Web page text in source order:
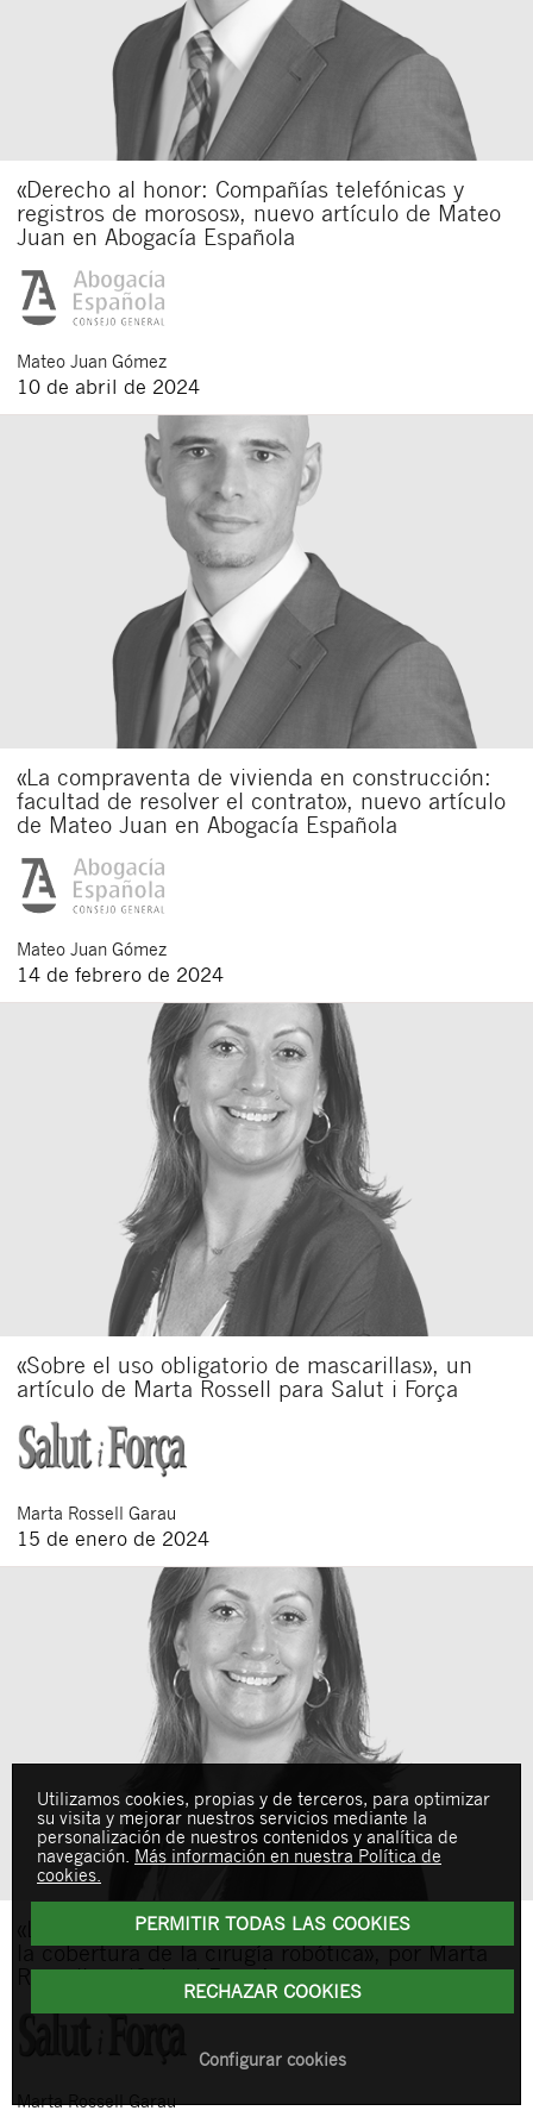
«Derecho al honor: Compañías telefónicas y
registros de morosos», nuevo artículo de Mateo
Juan en Abogacía Española
Mateo Juan Gómez
10 de abril de 2024
«La compraventa de vivienda en construcción:
facultad de resolver el contrato», nuevo artículo
de Mateo Juan en Abogacía Española
Mateo Juan Gómez
14 de febrero de 2024
«Sobre el uso obligatorio de mascarillas», un
artículo de Marta Rossell para Salut i Força
Marta Rossell Garau
15 de enero de 2024
«La vulnerabilidad de los asegurados al reclamar
la cobertura de la cirugía robótica», por Marta
Rossell en ‘Salut i Força’
MartaRossell Garau
Utilizamos cookies, propias y de terceros, para optimizar
su visita y mejorar nuestros servicios mediante la
personalización de nuestros contenidos y analítica de
navegación. Más información en nuestra Política de
cookies.
PERMITIR TODAS LAS COOKIES
RECHAZAR COOKIES
Configurar cookies